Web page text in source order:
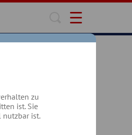
zu
ist. Sie
nutzbar ist.